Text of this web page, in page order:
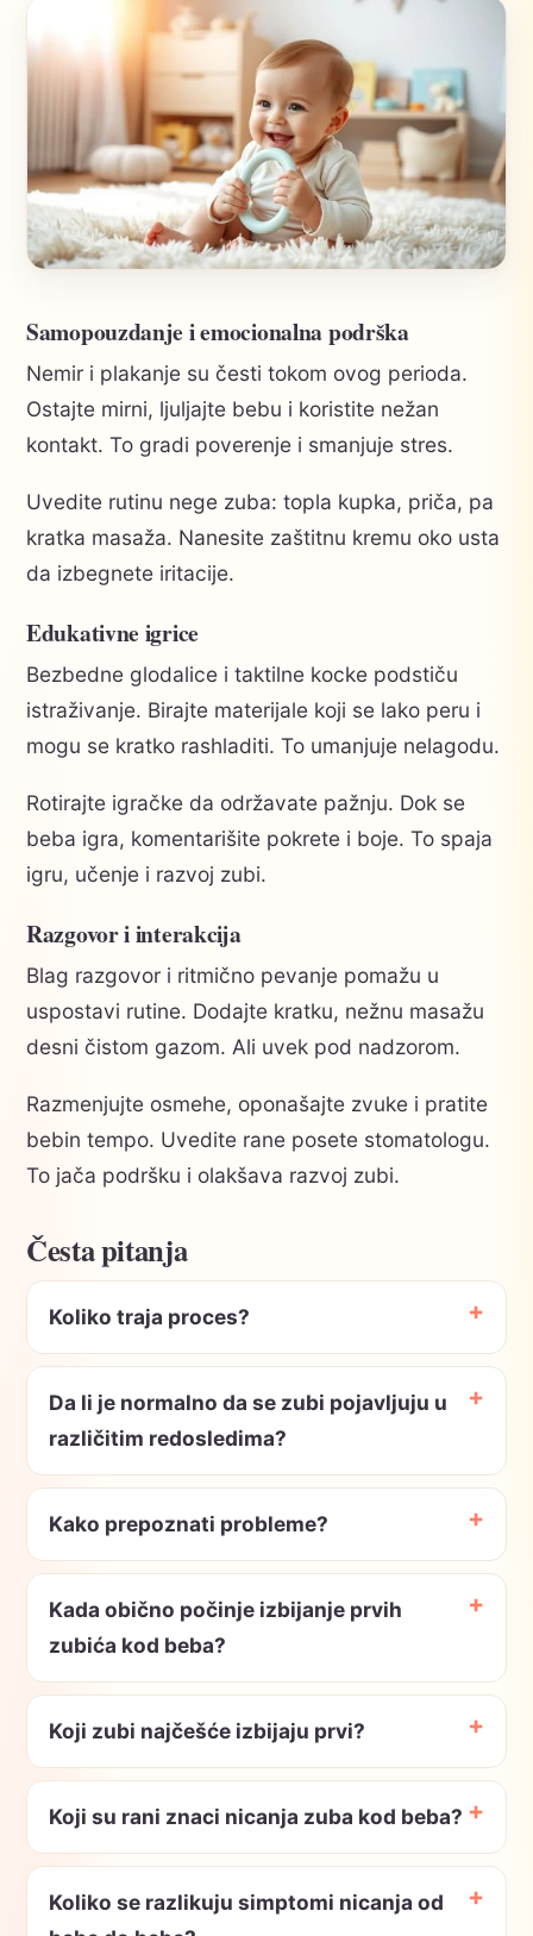
Samopouzdanje i emocionalna podrška
Nemir i plakanje su česti tokom ovog perioda.
Ostajte mirni, ljuljajte bebu i koristite nežan
kontakt. To gradi poverenje i smanjuje stres.
Uvedite rutinu nege zuba: topla kupka, priča, pa
kratka masaža. Nanesite zaštitnu kremu oko usta
da izbegnete iritacije.
Edukativne igrice
Bezbedne glodalice i taktilne kocke podstiču
istraživanje. Birajte materijale koji se lako peru i
mogu se kratko rashladiti. To umanjuje nelagodu.
Rotirajte igračke da održavate pažnju. Dok se
beba igra, komentarišite pokrete i boje. To spaja
igru, učenje i razvoj zubi.
Razgovor i interakcija
Blag razgovor i ritmično pevanje pomažu u
uspostavi rutine. Dodajte kratku, nežnu masažu
desni čistom gazom. Ali uvek pod nadzorom.
Razmenjujte osmehe, oponašajte zvuke i pratite
bebin tempo. Uvedite rane posete stomatologu.
To jača podršku i olakšava razvoj zubi.
Česta pitanja
Koliko traja proces?
Da li je normalno da se zubi pojavljuju u
različitim redosledima?
Kako prepoznati probleme?
Kada obično počinje izbijanje prvih
zubića kod beba?
Koji zubi najčešće izbijaju prvi?
Koji su rani znaci nicanja zuba kod beba?
Koliko se razlikuju simptomi nicanja od